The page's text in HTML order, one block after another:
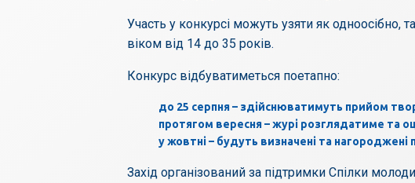
Участь у конкурсі можуть узяти як
віком від 14 до 35 років.
Конкурс відбуватиметься поетапно:
до 25 серпня – здійснюватимуть прийом
протягом вересня – журі розглядатиме та
у жовтні – будуть визначені та
Захід організований за підтримки Спілки